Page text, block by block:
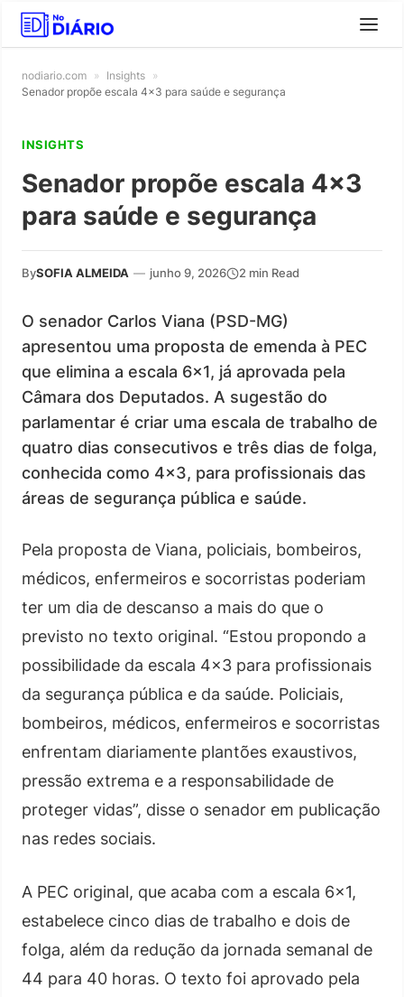
nodiario.com » Insights »
Senador propõe escala 4×3 para saúde e segurança
INSIGHTS
Senador propõe escala 4×3
para saúde e segurança
BySOFIA ALMEIDA — junho 9, 2026 2 min Read
O senador Carlos Viana (PSD-MG)
apresentou uma proposta de emenda à PEC
que elimina a escala 6×1, já aprovada pela
Câmara dos Deputados. A sugestão do
parlamentar é criar uma escala de trabalho de
quatro dias consecutivos e três dias de folga,
conhecida como 4×3, para profissionais das
áreas de segurança pública e saúde.
Pela proposta de Viana, policiais, bombeiros,
médicos, enfermeiros e socorristas poderiam
ter um dia de descanso a mais do que o
previsto no texto original. “Estou propondo a
possibilidade da escala 4×3 para profissionais
da segurança pública e da saúde. Policiais,
bombeiros, médicos, enfermeiros e socorristas
enfrentam diariamente plantões exaustivos,
pressão extrema e a responsabilidade de
proteger vidas”, disse o senador em publicação
nas redes sociais.
A PEC original, que acaba com a escala 6×1,
estabelece cinco dias de trabalho e dois de
folga, além da redução da jornada semanal de
44 para 40 horas. O texto foi aprovado pela